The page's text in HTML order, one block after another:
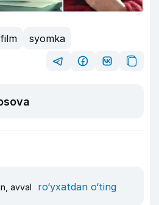
film
syomka
avval ro‘yxatdan o‘ting